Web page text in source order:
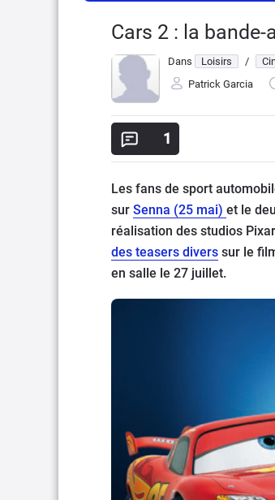
Cars 2 : la
Dans Loisirs /
Patrick Garcia
1
Les fans de sport
sur Senna (25 mai) et le
réalisation des studios
des teasers divers sur le
en salle le 27 juillet.